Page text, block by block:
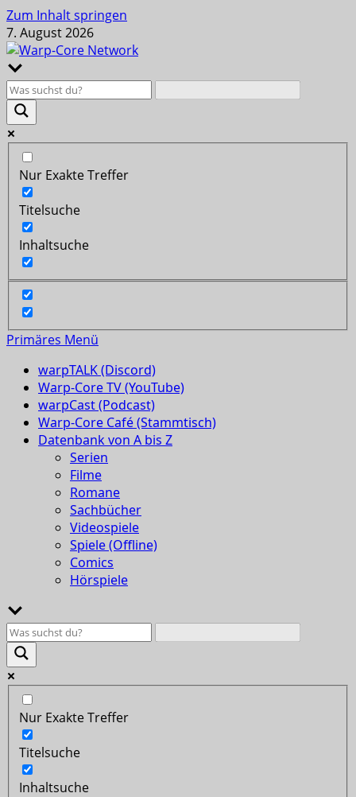
Zum Inhalt springen
7. August 2026
Nur Exakte Treffer
Titelsuche
Inhaltsuche
Primäres Menü
warpTALK (Discord)
Warp-Core TV (YouTube)
warpCast (Podcast)
Warp-Core Café (Stammtisch)
Datenbank von A bis Z
Serien
Filme
Romane
Sachbücher
Videospiele
Spiele (Offline)
Comics
Hörspiele
Nur Exakte Treffer
Titelsuche
Inhaltsuche